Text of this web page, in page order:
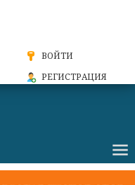
ВОЙТИ
РЕГИСТРАЦИЯ